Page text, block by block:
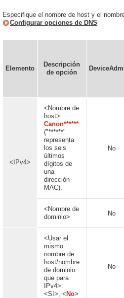
Especifique el nombre de host y el
Configurar opciones de DNS
Elemento
Descripción
de opción
<IPv4>
<Nombre de
host>:
Canon******
("******"
representa
los seis
últimos
dígitos de
una
dirección
MAC).
No
<Nombre de
dominio>
No
<Usar el
mismo
nombre de
host/nombre
de dominio
que para
IPv4>:
<Sí>, < No>
No